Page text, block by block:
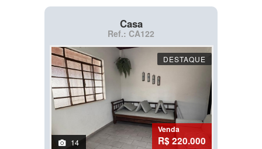
Casa
Ref.: CA122
DESTAQUE
14
Venda
R$ 220.000